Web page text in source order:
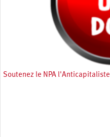
Soutenez le NPA l'Anticapitaliste